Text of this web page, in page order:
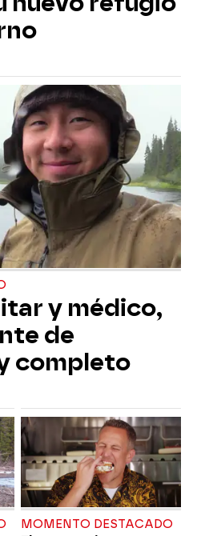
y médico,
de
completo
MOMENTO DESTACADO